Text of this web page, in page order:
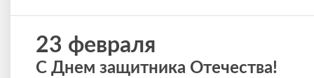
23 февраля
С Днем защитника Отечества!